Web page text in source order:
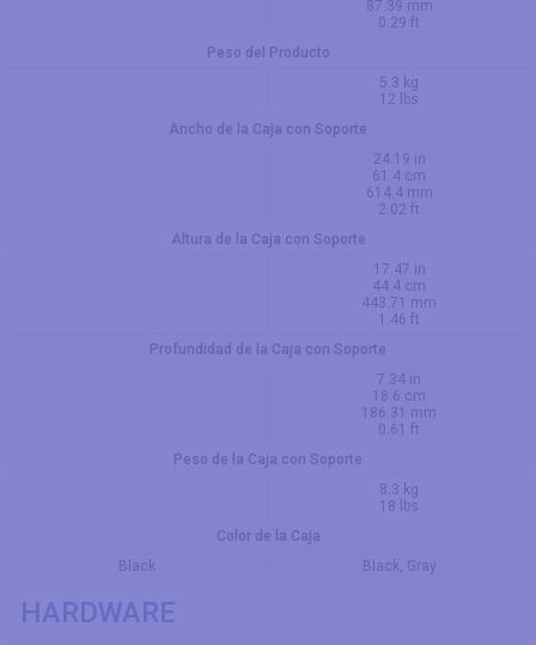
87.39 mm
0.29 ft
Peso del Producto
5.3 kg
12 lbs
Ancho de la Caja con Soporte
24.19 in
61.4 cm
614.4 mm
2.02 ft
Altura de la Caja con Soporte
17.47 in
44.4 cm
443.71 mm
1.46 ft
Profundidad de la Caja con Soporte
7.34 in
18.6 cm
186.31 mm
0.61 ft
Peso de la Caja con Soporte
8.3 kg
18 lbs
Color de la Caja
Black
Black, Gray
HARDWARE